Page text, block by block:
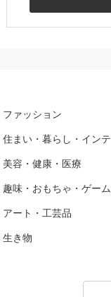
ファッション
住まい・暮らし・イン
美容・健康・医療
趣味・おもちゃ・ゲーム
アート・工芸品
生き物